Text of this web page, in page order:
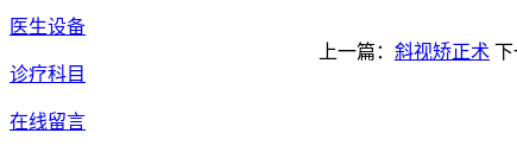
上一篇： 斜视矫正术 下
医生设备
诊疗科目
在线留言